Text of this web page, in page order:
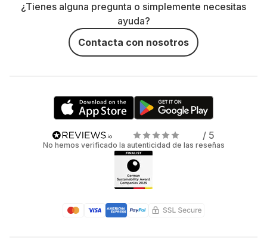
¿Tienes alguna pregunta o simplemente necesitas
ayuda?
Contacta con nosotros
/ 5
No hemos verificado la autenticidad de las reseñas